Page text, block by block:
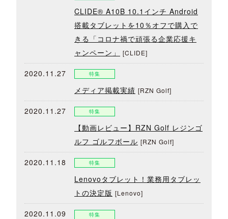
CLIDE® A10B 10.1インチ Android
搭載タブレットを10％オフで購入で
きる「コロナ禍で頑張る企業応援キ
ャンペーン」
[CLIDE]
2020.11.27 特集
メディア掲載実績 [RZN Golf]
2020.11.27 特集
【動画レビュー】RZN Golf レジンゴ
ルフ ゴルフボール [RZN Golf]
2020.11.18 特集
Lenovoタブレット！業務用タブレッ
トの決定版 [Lenovo]
2020.11.09 特集